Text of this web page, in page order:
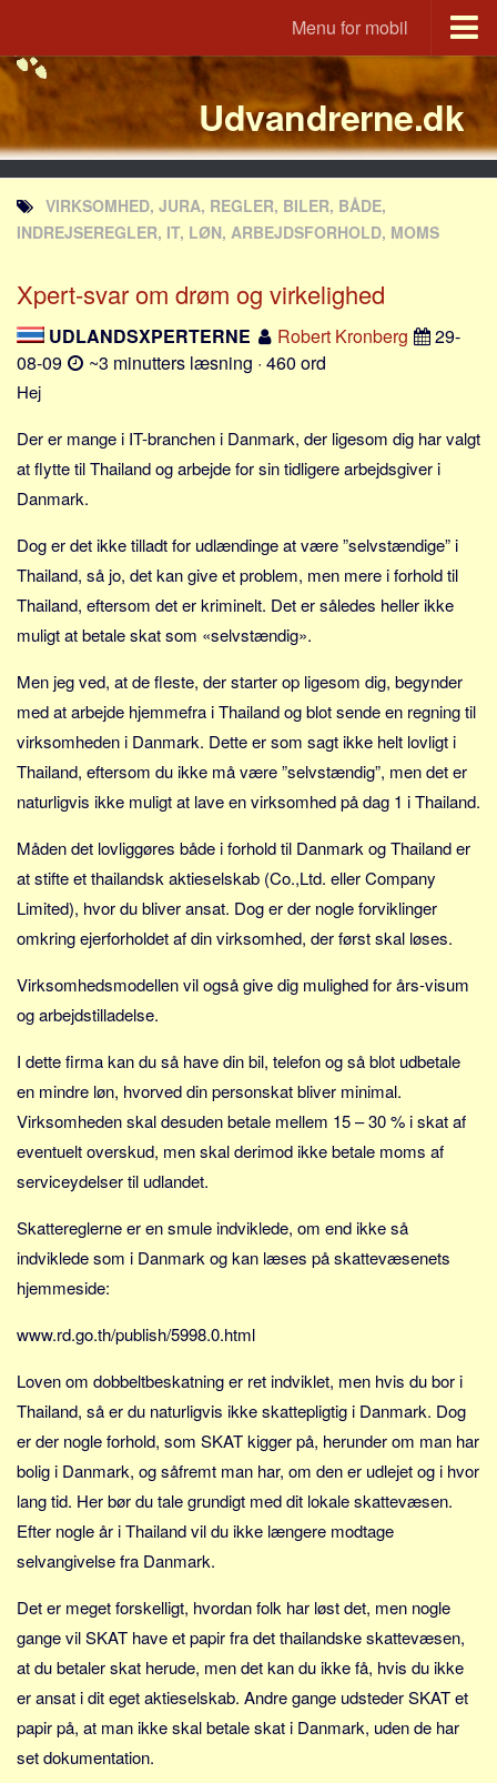
Menu for mobil
Portal
Udvandrerne.dk
Utvandrerne.no
Utvandrarna.se
Tyskland.dk
Rusland.dk
JLKM.dk
Lande
Tyrkiet
Spanien
Frankrig
Sverige
Norge
Thailand
Italien
Grækenland
USA
Alle
Nøgleord
Bolig
Virksomhed
Pension og opsparing
Alle
Køb og salg
Økonomi
Jura og regler
Skatter og afgifter
Statistik
Meta
Dokumenttyper
Emner
Skribenter
Personer
Steder
Kilder
Om
Webstedet
Forhistorien
Redigering
Udvandrerne.dk
VIRKSOMHED, JURA, REGLER, BILER, BÅDE,
INDREJSEREGLER, IT, LØN, ARBEJDSFORHOLD, MOMS
Xpert-svar om drøm og virkelighed
UDLANDSXPERTERNE Robert Kronberg
29-
08-09
~3 minutters læsning · 460 ord
Hej
Der er mange i IT-branchen i Danmark, der ligesom dig har valgt
at flytte til Thailand og arbejde for sin tidligere arbejdsgiver i
Danmark.
Dog er det ikke tilladt for udlændinge at være ”selvstændige” i
Thailand, så jo, det kan give et problem, men mere i forhold til
Thailand, eftersom det er kriminelt. Det er således heller ikke
muligt at betale skat som «selvstændig».
Men jeg ved, at de fleste, der starter op ligesom dig, begynder
med at arbejde hjemmefra i Thailand og blot sende en regning til
virksomheden i Danmark. Dette er som sagt ikke helt lovligt i
Thailand, eftersom du ikke må være ”selvstændig”, men det er
naturligvis ikke muligt at lave en virksomhed på dag 1 i Thailand.
Måden det lovliggøres både i forhold til Danmark og Thailand er
at stifte et thailandsk aktieselskab (Co.,Ltd. eller Company
Limited), hvor du bliver ansat. Dog er der nogle forviklinger
omkring ejerforholdet af din virksomhed, der først skal løses.
Virksomhedsmodellen vil også give dig mulighed for års-visum
og arbejdstilladelse.
I dette firma kan du så have din bil, telefon og så blot udbetale
en mindre løn, hvorved din personskat bliver minimal.
Virksomheden skal desuden betale mellem 15 – 30 % i skat af
eventuelt overskud, men skal derimod ikke betale moms af
serviceydelser til udlandet.
Skattereglerne er en smule indviklede, om end ikke så
indviklede som i Danmark og kan læses på skattevæsenets
hjemmeside:
www.rd.go.th/publish/5998.0.html
Loven om dobbeltbeskatning er ret indviklet, men hvis du bor i
Thailand, så er du naturligvis ikke skattepligtig i Danmark. Dog
er der nogle forhold, som SKAT kigger på, herunder om man har
bolig i Danmark, og såfremt man har, om den er udlejet og i hvor
lang tid. Her bør du tale grundigt med dit lokale skattevæsen.
Efter nogle år i Thailand vil du ikke længere modtage
selvangivelse fra Danmark.
Det er meget forskelligt, hvordan folk har løst det, men nogle
gange vil SKAT have et papir fra det thailandske skattevæsen,
at du betaler skat herude, men det kan du ikke få, hvis du ikke
er ansat i dit eget aktieselskab. Andre gange udsteder SKAT et
papir på, at man ikke skal betale skat i Danmark, uden de har
set dokumentation.